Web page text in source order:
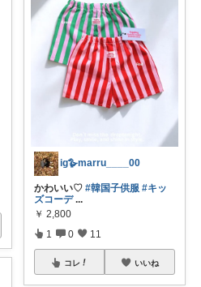
ig🪿marru____00
かわいい♡ #韓国子供服 #キッ
ズコーデ ...
￥ 2,800
1 0 11
コレ いいね